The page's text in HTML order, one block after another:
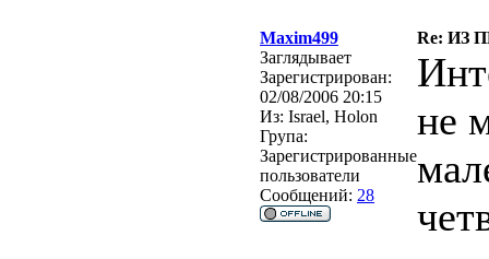
Maxim499
Re: ИЗ
Заглядывает
Зарегистрирован:
02/08/2006 20:15
Из: Israel, Holon
Група:
Зарегистрированные
пользователи
Сообщений: 28
не